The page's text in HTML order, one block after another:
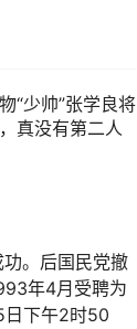
“少帅”张学良将
真没有第二人
。后国民党撤
年4月受聘为
日下午2时50